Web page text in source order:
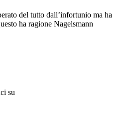
del tutto dall’infortunio ma ha
ha ragione Nagelsmann
su